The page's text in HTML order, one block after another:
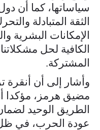
سياساتها، كما أن
الثقة المتبادلة
الإمكانات البشرية
الكافية لحل
المشتركة.
وأشار إلى أن أنقرة
مضيق هرمز، مؤكدا
الطريق الوحيد
عودة الحرب، في ظل